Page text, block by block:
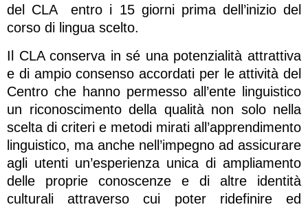
del CLA entro i 15 giorni prima dell’inizio del
corso di lingua scelto.
Il CLA conserva in sé una potenzialità attrattiva
e di ampio consenso accordati per le attività del
Centro che hanno permesso all’ente linguistico
un riconoscimento della qualità non solo nella
scelta di criteri e metodi mirati all’apprendimento
linguistico, ma anche nell’impegno ad assicurare
agli utenti un’esperienza unica di ampliamento
delle proprie conoscenze e di altre identità
culturali attraverso cui poter ridefinire ed